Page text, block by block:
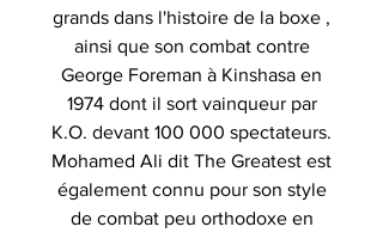
grands dans l'histoire de la boxe ,
ainsi que son combat contre
George Foreman à Kinshasa en
1974 dont il sort vainqueur par
K.O. devant 100 000 spectateurs.
Mohamed Ali dit The Greatest est
également connu pour son style
de combat peu orthodoxe en